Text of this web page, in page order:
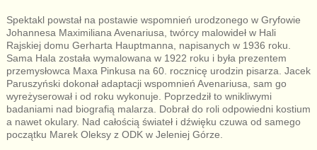
Spektakl powstał na postawie wspomnień urodzonego w Gryfowie
Johannesa Maximiliana Avenariusa, twórcy malowideł w Hali
Rajskiej domu Gerharta Hauptmanna, napisanych w 1936 roku.
Sama Hala została wymalowana w 1922 roku i była prezentem
przemysłowca Maxa Pinkusa na 60. rocznicę urodzin pisarza. Jacek
Paruszyński dokonał adaptacji wspomnień Avenariusa, sam go
wyreżyserował i od roku wykonuje. Poprzedził to wnikliwymi
badaniami nad biografią malarza. Dobrał do roli odpowiedni kostium
a nawet okulary. Nad całością świateł i dźwięku czuwa od samego
początku Marek Oleksy z ODK w Jeleniej Górze.